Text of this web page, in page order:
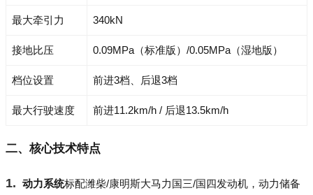
最大牵引力 340kN
接地比压 0.09MPa（标准版）/0.05MPa（湿地版）
档位设置 前进3档、后退3档
最大行驶速度 前进11.2km/h / 后退13.5km/h
二、核心技术特点
动力系统标配潍柴/康明斯大马力国三/国四发动机，动力储备